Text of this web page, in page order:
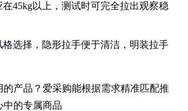
45kg以上，测试时可完全拉出观察稳
选择，隐形拉手便于清洁，明装拉手
的产品？爱采购能根据需求精准匹配推
中的专属商品